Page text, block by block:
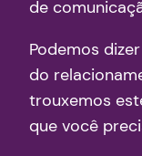
de
Podemos
do
trouxemos
que você